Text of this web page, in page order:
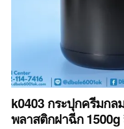
k0403 กระปุกครีมกล
พลาสติกฝาฉีก 1500g